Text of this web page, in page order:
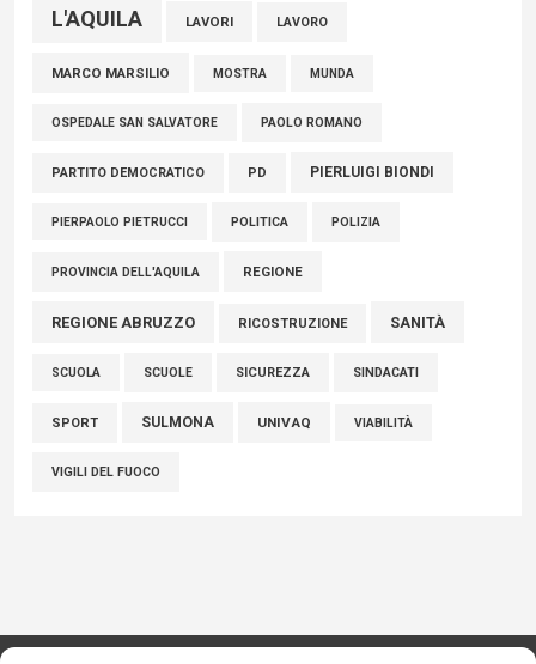
L'AQUILA LAVORI LAVORO
MARCO MARSILIO MOSTRA MUNDA
OSPEDALE SAN SALVATORE PAOLO ROMANO
PARTITO DEMOCRATICO PD PIERLUIGI BIONDI
PIERPAOLO PIETRUCCI POLITICA POLIZIA
PROVINCIA DELL'AQUILA REGIONE
REGIONE ABRUZZO RICOSTRUZIONE SANITÀ
SCUOLA SCUOLE SICUREZZA SINDACATI
SPORT SULMONA UNIVAQ VIABILITÀ
VIGILI DEL FUOCO